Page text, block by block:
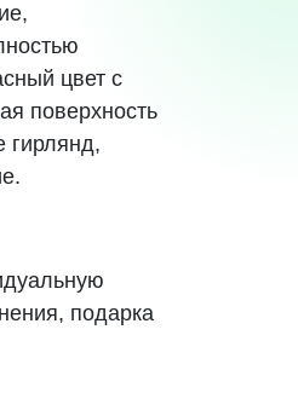
цвет с
поверхность
гирлянд,
подарка